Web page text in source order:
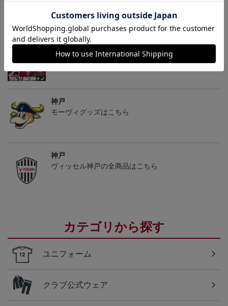
トピックス
26/27シーズンユニフォームはこちら
神戸
モーヴィグッズはこちら
神戸
ヴィッセル神戸の全商品はこちら
カテゴリから探す
ユニフォーム
クラブ公式ウェア